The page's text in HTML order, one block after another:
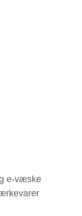
e-væske